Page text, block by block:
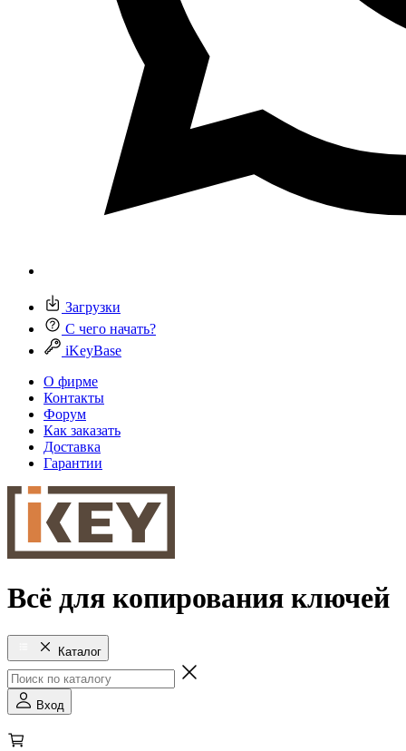
Загрузки
С чего начать?
iKeyBase
О фирме
Контакты
Форум
Как заказать
Доставка
Гарантии
Всё для копирования ключей
Каталог
Вход